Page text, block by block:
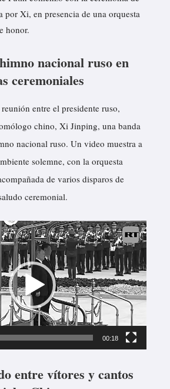
por Xi, en presencia de una orquesta
honor.
nacional ruso en
ceremoniales
entre el presidente ruso,
chino, Xi Jinping, una banda
nacional ruso. Un video muestra a
solemne, con la orquesta
de varios disparos de
ceremonial.
00:18
entre vítores y cantos